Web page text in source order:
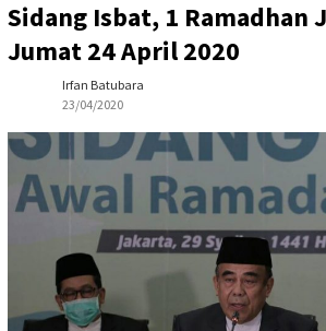
Sidang Isbat, 1 Ramadhan
Jumat 24 April 2020
Irfan Batubara
23/04/2020